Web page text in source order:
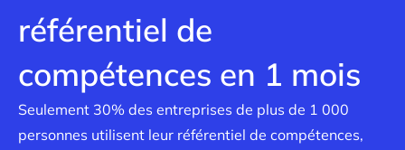
référentiel de
compétences en 1 mois
Seulement 30% des entreprises de plus de 1 000
personnes utilisent leur référentiel de compétences,